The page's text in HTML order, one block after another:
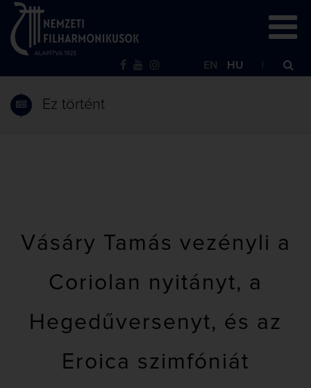
EN HU
Ez történt
Vásáry Tamás vezényli a
Coriolan nyitányt, a
Hegedűversenyt, és az
Eroica szimfóniát